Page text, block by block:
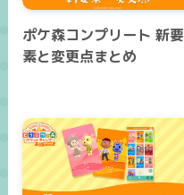
ポケ森コンプリート 新要
素と変更点まとめ